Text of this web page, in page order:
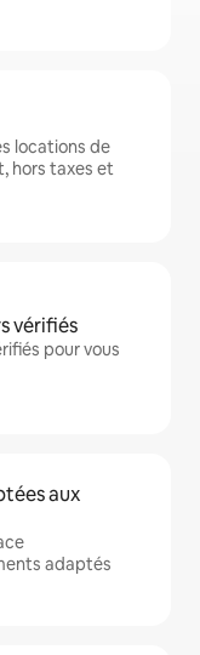
locations de
hors taxes et
vérifiés
pour vous
aux
adaptés